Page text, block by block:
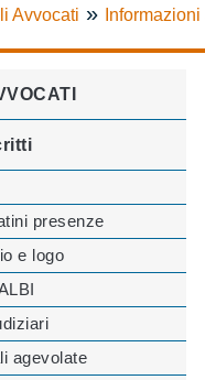
Avvocati »
presenze
e logo
agevolate